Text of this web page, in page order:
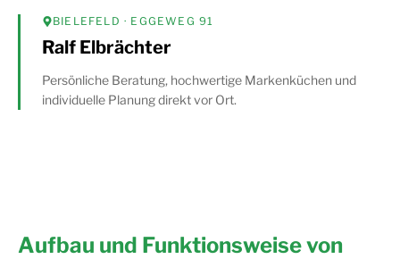
BIELEFELD · EGGEWEG 91
Ralf Elbrächter
Persönliche Beratung, hochwertige Markenküchen und
individuelle Planung direkt vor Ort.
Aufbau und Funktionsweise von